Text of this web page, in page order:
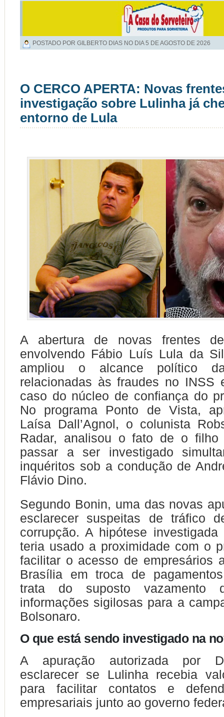
POSTADO POR GILBERTO DIAS NO DIA5 DE AGOSTO DE 2026
O CERCO APERTA: Novas
investigação sobre Lulinha já
entorno de Lula
A abertura de novas frentes
envolvendo Fábio Luís Lula da
ampliou o alcance político
relacionadas às fraudes no INSS
caso do núcleo de confiança do
No programa Ponto de Vista,
Laísa Dall’Agnol, o colunista
Radar, analisou o fato de o filho
passar a ser investigado
inquéritos sob a condução de
Flávio Dino.
Segundo Bonin, uma das novas
esclarecer suspeitas de tráfico
corrupção. A hipótese
teria usado a proximidade com o
facilitar o acesso de empresários
Brasília em troca de
trata do suposto vazamento
informações sigilosas para a
Bolsonaro.
O que está sendo investigado na
A apuração autorizada por
esclarecer se Lulinha recebia
para facilitar contatos e
empresariais junto ao governo